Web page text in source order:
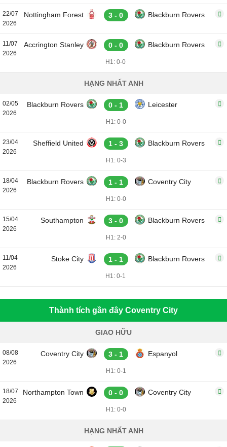
22/07
2026
Nottingham Forest 3 - 0 Blackburn Rovers
11/07
2026
Accrington Stanley 0 - 0 Blackburn Rovers
H1: 0-0
HẠNG NHẤT ANH
02/05
2026
Blackburn Rovers 0 - 1 Leicester
H1: 0-0
23/04
2026
Sheffield United 1 - 3 Blackburn Rovers
H1: 0-3
18/04
2026
Blackburn Rovers 1 - 1 Coventry City
H1: 0-0
15/04
2026
Southampton 3 - 0 Blackburn Rovers
H1: 2-0
11/04
2026
Stoke City 1 - 1 Blackburn Rovers
H1: 0-1
Thành tích gần đây Coventry City
GIAO HỮU
08/08
2026
Coventry City 3 - 1 Espanyol
H1: 0-1
18/07
2026
Northampton Town 0 - 0 Coventry City
H1: 0-0
HẠNG NHẤT ANH